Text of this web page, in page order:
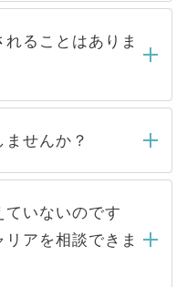
内にはご連絡をせて
らくお待ちくださ
り扱っている求人の
トからご覧いただ
す。非公開求人は
般には公開してい
人気のある医療機
応募が殺到する場
件に合った人材の
するケースが増え
ることはありま
とは一切ありませ
ら内定をいただい
ません。内定先へ
パートナーが行い
せんか？
とはありませんの
サイトからの登録
様の個人情報は、
および転職活動の
ます。お預かりし
ていないのです
アを相談できま